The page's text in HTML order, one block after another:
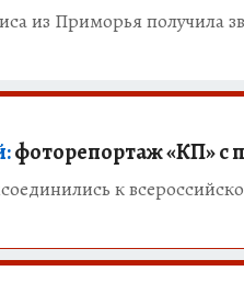
из Приморья получила
фоторепортаж «КП» с
к